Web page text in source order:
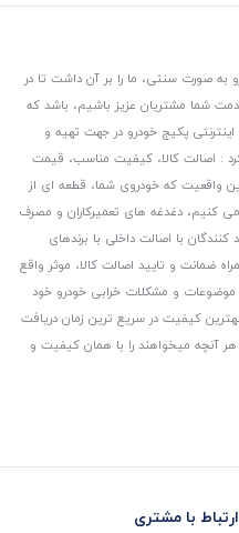
به صورت سنتی، ما را بر آن داشت تا در
شما مشتریان عزیز باشیم، باشد که
پکیج خودرو در جهت تهیه و
: اصالت کالا، کیفیت مناسب، قیمت
واقعیت که خودروی شما، قطعه ای از
کنیم، دغدغه های تعمیرکاران و مصرف
با اصالت داخلی با برندهای
ضمانت و تایید اصالت کالا، موثر واقع
موضوعات و مشکلات خرابی خودرو خود
کیفیت در سریع ترین زمان دریافت
آنچه میخواهند را با همان کیفیت و
ارتباط با مشتری